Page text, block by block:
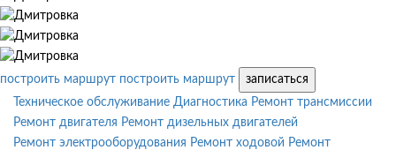
построить маршрут построить маршрут
записаться
Техническое обслуживание Диагностика Ремонт трансмиссии
Ремонт двигателя Ремонт дизельных двигателей
Ремонт электрооборудования Ремонт ходовой Ремонт